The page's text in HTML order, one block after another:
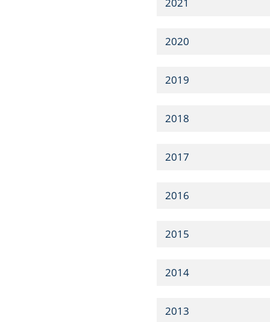
2020
2019
2018
2017
2016
2015
2014
2013